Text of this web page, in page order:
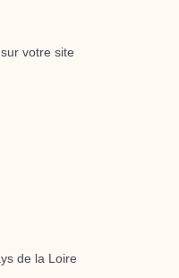
votre site
de la Loire